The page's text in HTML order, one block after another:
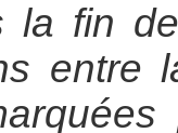
la fin
entre